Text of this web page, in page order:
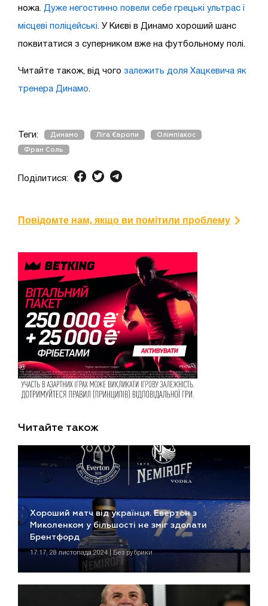
ножа. Дуже негостинно повели себе грецькі ультрас і
місцеві поліцейські . У Києві в Динамо хороший шанс
поквитатися з суперником вже на футбольному полі.
Читайте також, від чого залежить доля Хацкевича як
тренера Динамо
Теги: Динамо Ліга Європи Олімпіакос
Фран Соль
Поділитися:
Повідомте нам, якщо ви помітили проблему
Читайте також
Хороший матч від українця. Евертон з
Миколенком у більшості не зміг здолати
Брентфорд
17:17, 28 листопада 2024 | Без рубрики